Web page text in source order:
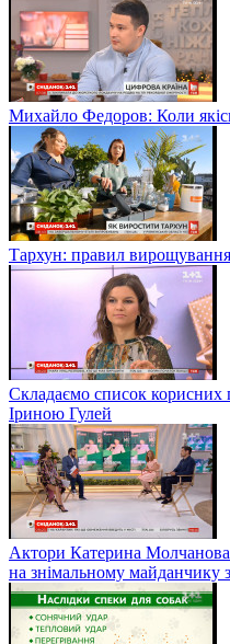
Михайло Федоров: Коли
Тархун: правил
Складаємо список корисних
Іриною Гулей
Актори Катерина
на знімальному майданчику